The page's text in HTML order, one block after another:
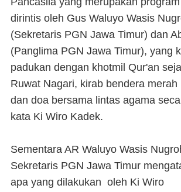
dirintis oleh Gus Waluyo Wasis
(Sekretaris PGN Jawa Timur) dan
(Panglima PGN Jawa Timur), yang
padukan dengan khotmil Qur'an
Ruwat Nagari, kirab bendera merah
dan doa bersama lintas agama
kata Ki Wiro Kadek.
Sementara AR Waluyo Wasis
Sekretaris PGN Jawa Timur
apa yang dilakukan oleh Ki Wiro